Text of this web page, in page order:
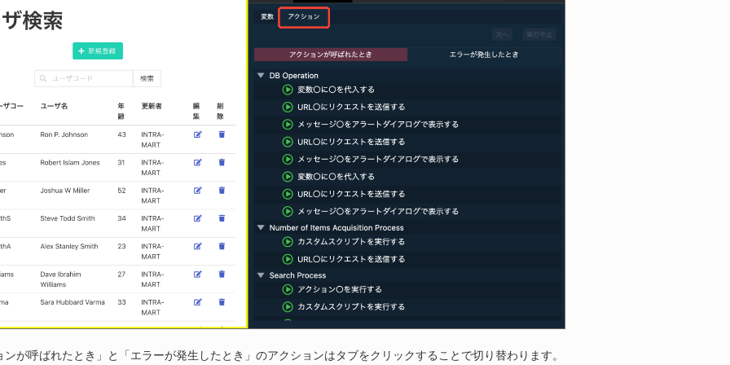
ンが呼ばれたとき」と「エラーが発生したとき」のアクションはタブをクリックすることで切り替わります。